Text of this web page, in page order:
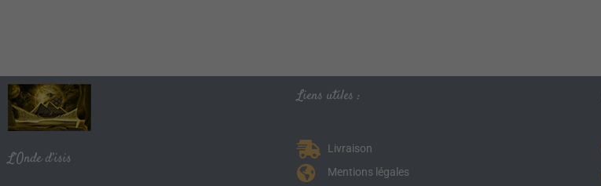
L’Onde d’isis
Liens utiles :
Livraison
Mentions légales